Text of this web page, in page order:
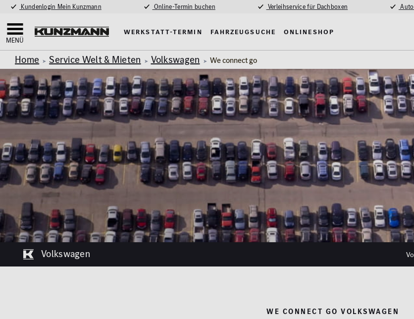
Kundenlogin Mein Kunzmann Online-Termin buchen Verleihservice für Dachboxen
MENÜ
Werkstatt-Termin Fahrzeugsuche Onlineshop
Home Service Welt & Mieten Volkswagen We connect go
Volkswagen
WE CONNECT GO VOLKSWAGEN